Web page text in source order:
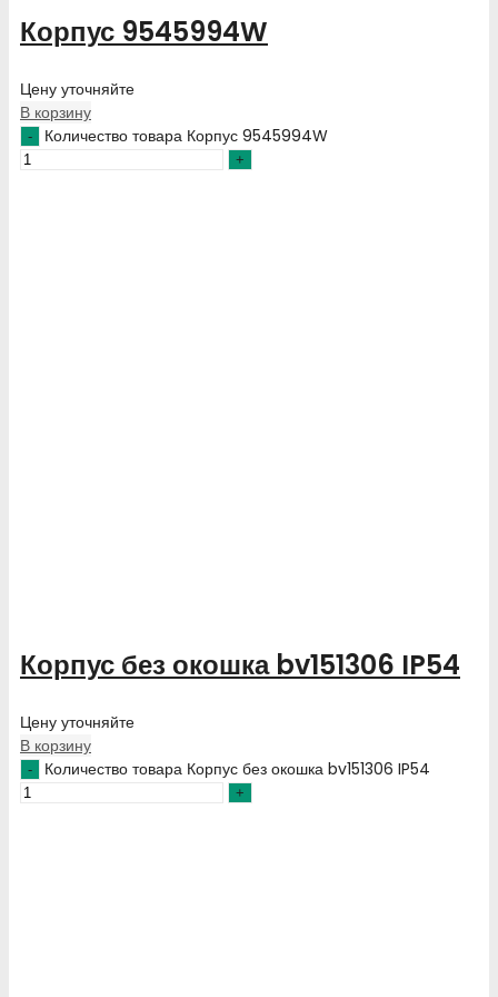
Корпус 9545994W
Цену уточняйте
В корзину
Количество товара Корпус 9545994W
Корпус без окошка bv151306 IP54
Цену уточняйте
В корзину
Количество товара Корпус без окошка bv151306 IP54